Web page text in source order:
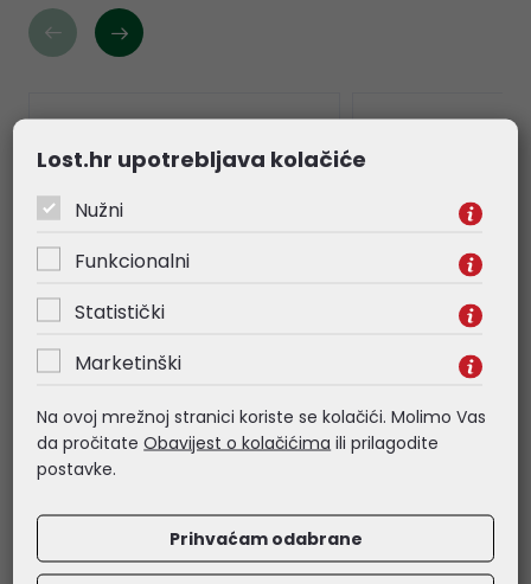
Cratos Business MP v1 PC -
Intel i5-12400, 16GB DDR4,
512GB NVMe SSD, Intel UHD,
tipkovnica/miš
521,93 €
Cratos Pro v1 PC
14400, 16GB
637,44 €
Lost.hr upotrebljava kolačiće
Nužni
Funkcionalni
Statistički
Marketinški
Na ovoj mrežnoj stranici koriste se kolačići. Molimo Vas
da pročitateObavijest o kolačićima ili prilagodite
postavke.
Prihvaćam odabrane